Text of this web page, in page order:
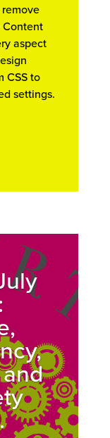
aspect
CSS to
settings.